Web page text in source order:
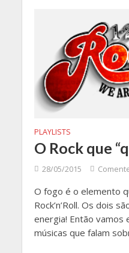
PLAYLISTS
O Rock que
28/05/2015
O fogo é o elemento
Rock’n’Roll. Os dois
energia! Então vamos
músicas que falam